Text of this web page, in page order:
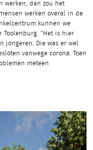
werken, dan zou het
werken overal in de
kunnen we
Toolenburg. "Het is hier
jongeren. Die was er wel
vanwege corona. Toen
meteen